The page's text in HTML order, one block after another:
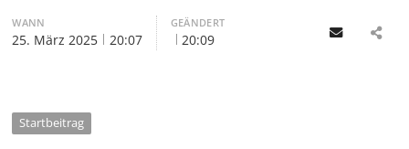
WANN
25. März 2025 20:07
GEÄNDERT
20:09 Email
Startbeitrag